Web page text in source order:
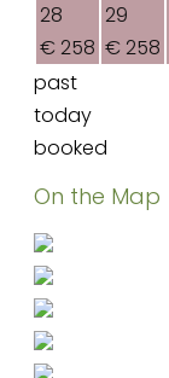
28
€ 258
29
€ 258
past
today
booked
On the Map